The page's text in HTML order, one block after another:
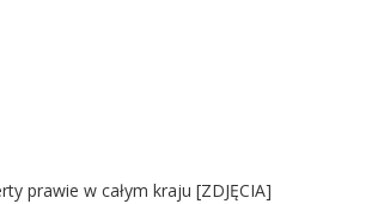
prawie w całym kraju [ZDJĘCIA]